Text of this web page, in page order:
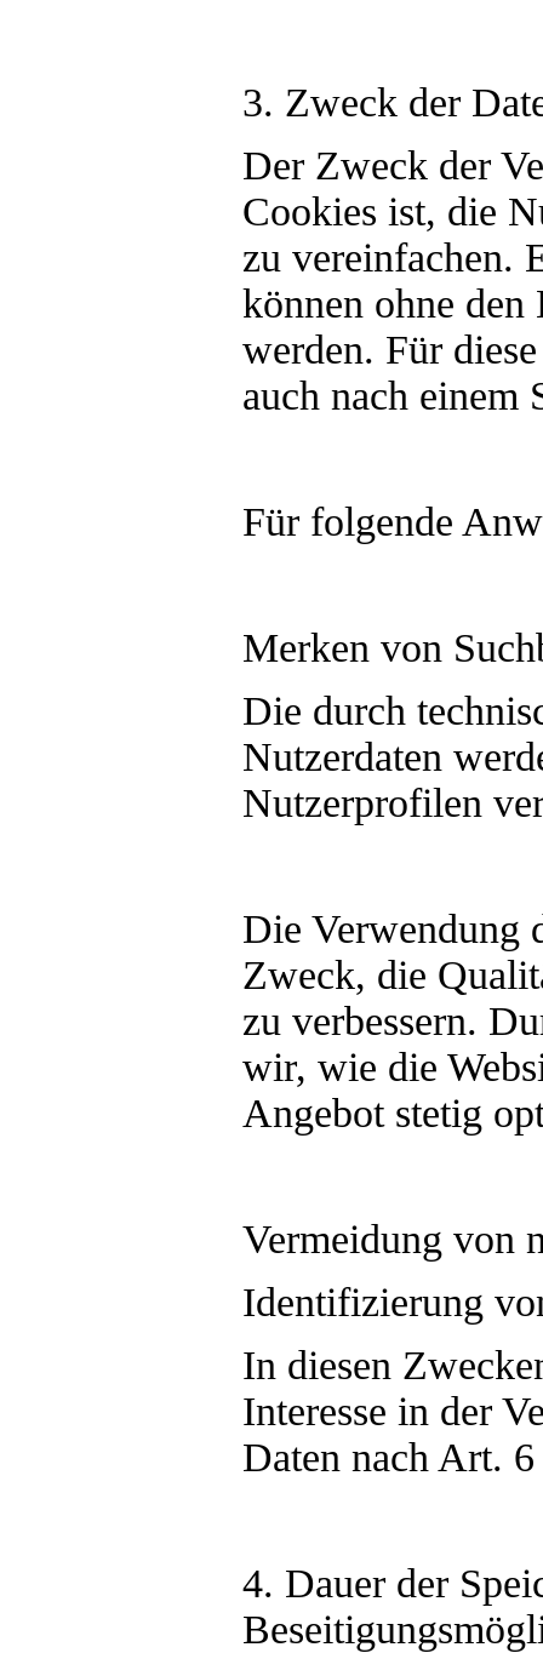
3. Zweck der
Der Zweck der
Cookies ist, die
zu vereinfachen.
können ohne den
werden. Für
auch nach einem
Für folgende
Merken von
Die durch
Nutzerdaten
Nutzerprofilen
Die Verwendung
Zweck, die
zu verbessern.
wir, wie die
Angebot stetig
Vermeidung von
Identifizierung
In diesen
Interesse in der
Daten nach Art.
4. Dauer der